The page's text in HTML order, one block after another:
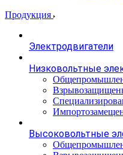
Продукция
Электродвигатели
Низковольтные
Высоковольтные